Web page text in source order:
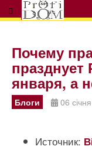
Почему
празднует
января, а
Блоги 06
Источник: